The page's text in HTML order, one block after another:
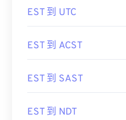
EST 到 UTC
EST 到 ACST
EST 到 SAST
EST 到 NDT